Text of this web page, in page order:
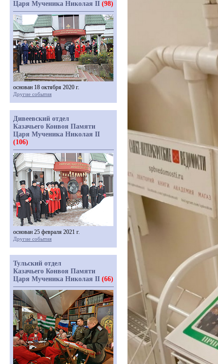
Царя Мученика Николая II (98)
основан 18 октября 2020 г.
Другие события
Дивеевский отдел
Казачьего Конвоя Памяти
Царя Мученика Николая II
(106)
основан 25 февраля 2021 г.
Другие события
Тульский отдел
Казачьего Конвоя Памяти
Царя Мученика Николая II (66)